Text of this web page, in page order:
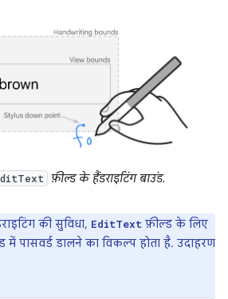
फ़ील्ड के हैंडराइटिंग बाउंड.
की सुविधा, EditText फ़ील्ड के लिए
पासवर्ड डालने का विकल्प होता है. उदाहरण